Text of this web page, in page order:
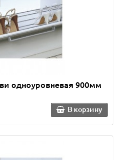
одноуровневая 900мм
В корзину